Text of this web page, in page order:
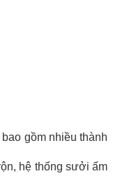
gồm nhiều thành
hệ thống sưởi ấm